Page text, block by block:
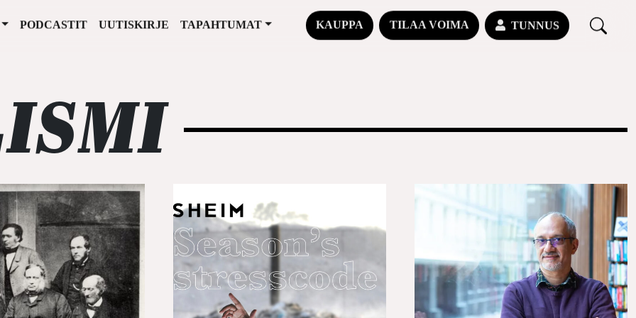
PODCASTIT UUTISKIRJE TAPAHTUMAT KAUPPA TILAA VOIMA TUNNUS